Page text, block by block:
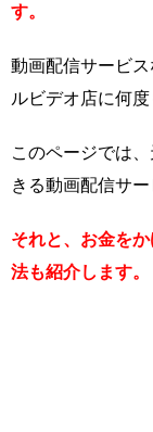
す。
動画配信サービ
ルビデオ店に何
このページでは
きる動画配信サー
それと、お金を
法も紹介します。